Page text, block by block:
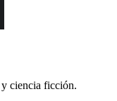
ciencia ficción.